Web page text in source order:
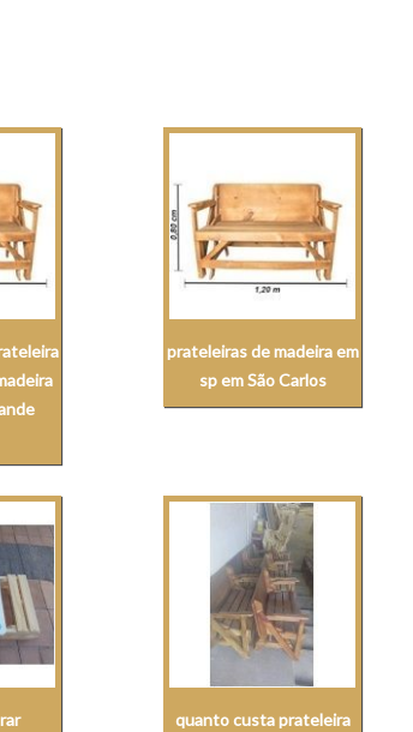
prateleiras de madeira em
sp em São Carlos
quanto custa prateleira